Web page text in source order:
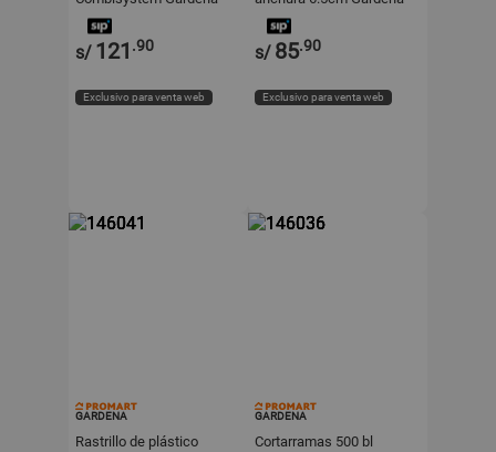
s/ 121 .90
Exclusivo para venta web
s/ 85.90
Exclusivo para venta web
GARDENA
Rastrillo de plástico
GARDENA
Cortarramas 500 bl